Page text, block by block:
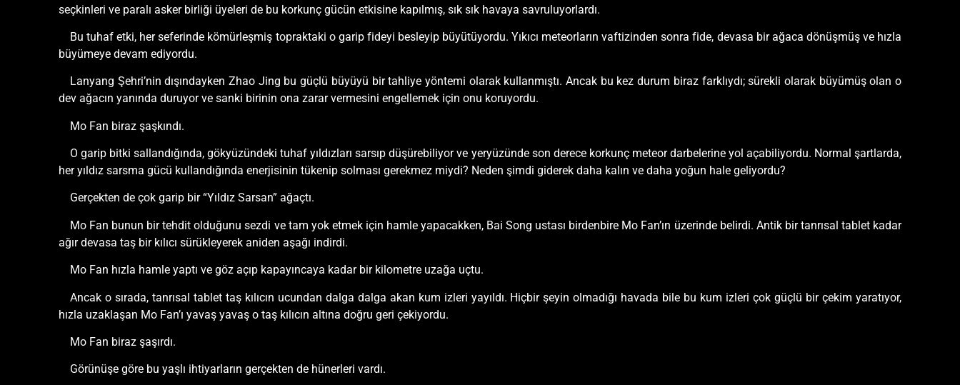
seçkinleri ve paralı asker birliği üyeleri de bu korkunç gücün etkisine kapılmış, sık sık havaya savruluyorlardı.
Bu tuhaf etki, her seferinde kömürleşmiş topraktaki o garip fideyi besleyip büyütüyordu. Yıkıcı meteorların vaftizinden sonra fide, devasa bir ağaca dönüşmüş ve hızla
büyümeye devam ediyordu.
Lanyang Şehri’nin dışındayken Zhao Jing bu güçlü büyüyü bir tahliye yöntemi olarak kullanmıştı. Ancak bu kez durum biraz farklıydı; sürekli olarak büyümüş olan o
dev ağacın yanında duruyor ve sanki birinin ona zarar vermesini engellemek için onu koruyordu.
Mo Fan biraz şaşkındı.
O garip bitki sallandığında, gökyüzündeki tuhaf yıldızları sarsıp düşürebiliyor ve yeryüzünde son derece korkunç meteor darbelerine yol açabiliyordu. Normal şartlarda,
her yıldız sarsma gücü kullandığında enerjisinin tükenip solması gerekmez miydi? Neden şimdi giderek daha kalın ve daha yoğun hale geliyordu?
Gerçekten de çok garip bir “Yıldız Sarsan” ağaçtı.
Mo Fan bunun bir tehdit olduğunu sezdi ve tam yok etmek için hamle yapacakken, Bai Song ustası birdenbire Mo Fan’ın üzerinde belirdi. Antik bir tanrısal tablet kadar
ağır devasa taş bir kılıcı sürükleyerek aniden aşağı indirdi.
Mo Fan hızla hamle yaptı ve göz açıp kapayıncaya kadar bir kilometre uzağa uçtu.
Ancak o sırada, tanrısal tablet taş kılıcın ucundan dalga dalga akan kum izleri yayıldı. Hiçbir şeyin olmadığı havada bile bu kum izleri çok güçlü bir çekim yaratıyor,
hızla uzaklaşan Mo Fan’ı yavaş yavaş o taş kılıcın altına doğru geri çekiyordu.
Mo Fan biraz şaşırdı.
Görünüşe göre bu yaşlı ihtiyarların gerçekten de hünerleri vardı.